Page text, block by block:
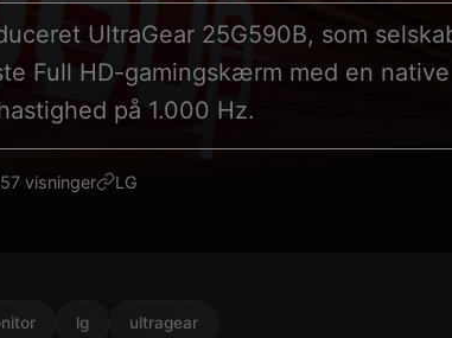
UltraGear 25G590B, som
Full HD-gamingskærm med en native
på 1.000 Hz.
visninger LG
lg ultragear